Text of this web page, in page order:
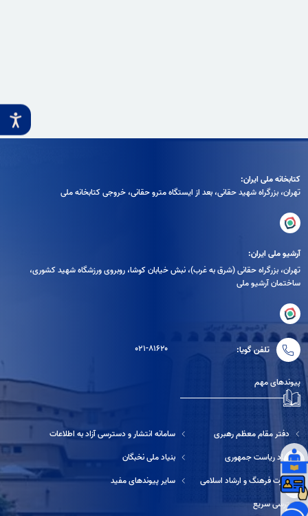
کتابخانه ملی ایران:
تهران، بزرگراه شهيد حقانی، بعد از ايستگاه مترو حقانی، خروجی كتابخانه ملی
آرشیو ملی ایران:
تهران، بزرگراه حقانی (شرق به غرب)، نبش خیابان کوشا، روبروی ورزشگاه شهید کشوری،
ساختمان آرشیو ملی
تلفن گویا: ۰۲۱-۸۱۶۲۰
پیوندهای مهم
دفتر مقام معظم رهبری
نهاد ریاست جمهوری
وزارت فرهنگ و ارشاد اسلامی
سامانه انتشار و دسترسی آزاد به اطلاعات
بنیاد ملی نخبگان
سایر پیوندهای مفید
دسترسی سریع